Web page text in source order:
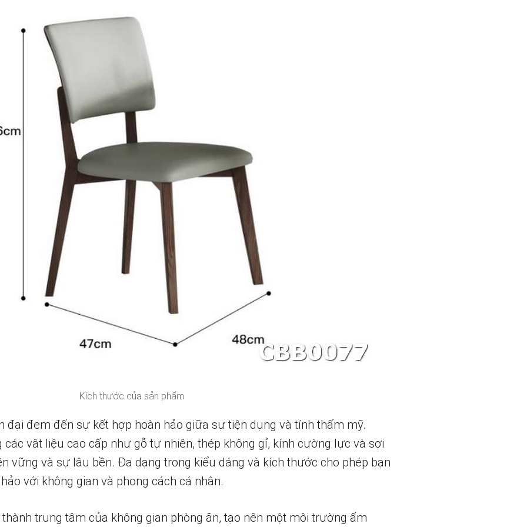
Kích thước của sản phẩm
đại đem đến sự kết hợp hoàn hảo giữa sự tiện dụng và tính thẩm mỹ.
vật liệu cao cấp như gỗ tự nhiên, thép không gỉ, kính cường lực và sợi
vững và sự lâu bền. Đa dạng trong kiểu dáng và kích thước cho phép bạn
với không gian và phong cách cá nhân.
trung tâm của không gian phòng ăn, tạo nên một môi trường ấm